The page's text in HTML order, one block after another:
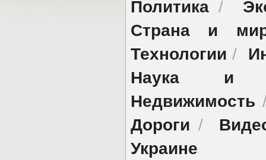
Политика /
Страна и
Технологии /
Наука и
Недвижимость
Дороги /
Украине